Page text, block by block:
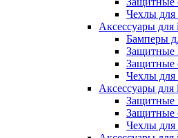
Чехлы для
Аксессуары для
Бамперы
Защитные
Защитные
Чехлы для
Аксессуары для
Защитные
Защитные
Чехлы для